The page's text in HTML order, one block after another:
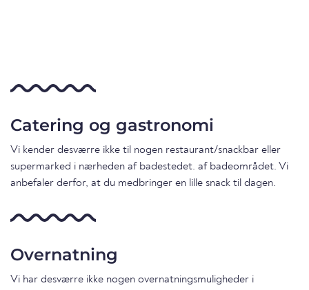
Catering og gastronomi
Vi kender desværre ikke til nogen restaurant/snackbar eller
supermarked i nærheden af badestedet. af badeområdet. Vi
anbefaler derfor, at du medbringer en lille snack til dagen.
Overnatning
Vi har desværre ikke nogen overnatningsmuligheder i